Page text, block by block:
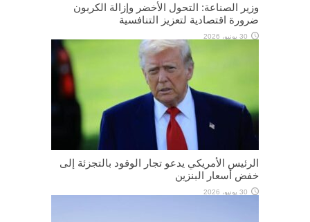
وزير الصناعة: التحول الأخضر وإزالة الكربون
ضرورة اقتصادية لتعزيز التنافسية
30 يونيو، 2026
الرئيس الأمريكي يدعو تجار الوقود بالتجزئة إلى
خفض أسعار البنزين
30 يونيو، 2026